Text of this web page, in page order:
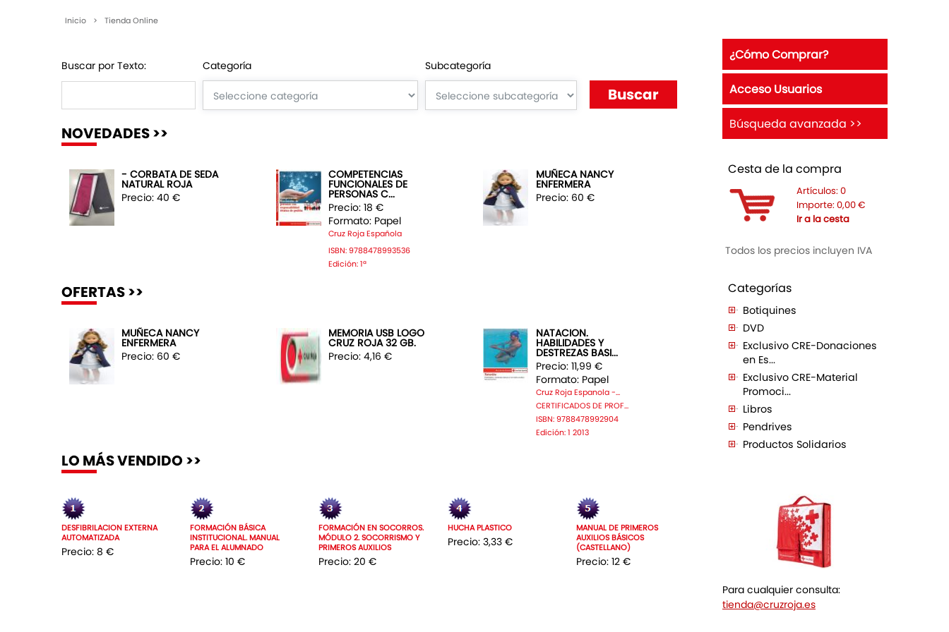
Inicio > Tienda Online
Buscar por Texto: Categoría Subcategoría
NOVEDADES >>
- CORBATA DE SEDA
NATURAL ROJA
Precio: 40 €
COMPETENCIAS
FUNCIONALES DE
PERSONAS C...
Precio: 18 €
Formato: Papel
Cruz Roja Española
ISBN: 9788478993536
Edición: 1ª
MUÑECA NANCY
ENFERMERA
Precio: 60 €
OFERTAS >>
MUÑECA NANCY
ENFERMERA
Precio: 60 €
MEMORIA USB LOGO
CRUZ ROJA 32 GB.
Precio: 4,16 €
NATACION.
HABILIDADES Y
DESTREZAS BASI...
Precio: 11,99 €
Formato: Papel
Cruz Roja Espanola -...
CERTIFICADOS DE PROF...
ISBN: 9788478992904
Edición: 1 2013
LO MÁS VENDIDO >>
DESFIBRILACION EXTERNA
AUTOMATIZADA
Precio: 8 €
FORMACIÓN BÁSICA
INSTITUCIONAL. MANUAL
PARA EL ALUMNADO
Precio: 10 €
FORMACIÓN EN SOCORROS.
MÓDULO 2. SOCORRISMO Y
PRIMEROS AUXILIOS
Precio: 20 €
HUCHA PLASTICO
Precio: 3,33 €
MANUAL DE PRIMEROS
AUXILIOS BÁSICOS
(CASTELLANO)
Precio: 12 €
¿Cómo Comprar?
Acceso Usuarios
Búsqueda avanzada >>
Cesta de la compra
Artículos: 0
Importe: 0,00 €
Ir a la cesta
Todos los precios incluyen IVA
Categorías
Botiquines
DVD
Exclusivo CRE-Donaciones
en Es...
Exclusivo CRE-Material
Promoci...
Libros
Pendrives
Productos Solidarios
Para cualquier consulta:
tienda@cruzroja.es